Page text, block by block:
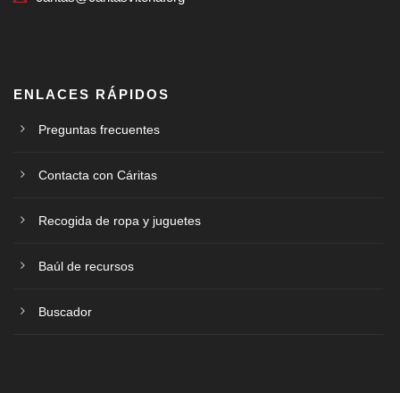
ENLACES RÁPIDOS
Preguntas frecuentes
Contacta con Cáritas
Recogida de ropa y juguetes
Baúl de recursos
Buscador